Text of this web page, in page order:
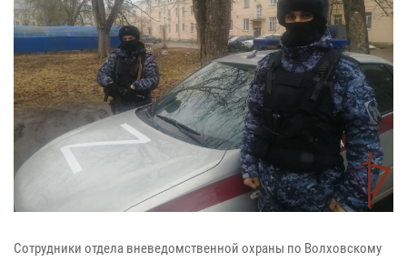
Сотрудники отдела вневедомственной охраны по Волховскому